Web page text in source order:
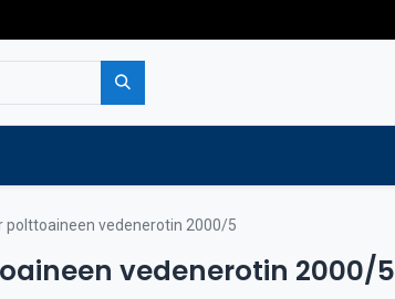
polttoaineen vedenerotin 2000/5
vedenerotin 2000/5